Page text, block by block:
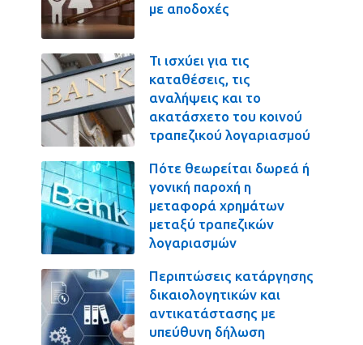
με αποδοχές
Τι ισχύει για τις
καταθέσεις, τις
αναλήψεις και το
ακατάσχετο του κοινού
τραπεζικού λογαριασμού
Πότε θεωρείται δωρεά ή
γονική παροχή η
μεταφορά χρημάτων
μεταξύ τραπεζικών
λογαριασμών
Περιπτώσεις κατάργησης
δικαιολογητικών και
αντικατάστασης με
υπεύθυνη δήλωση